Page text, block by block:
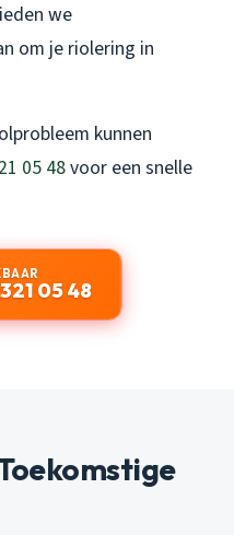
we
om je riolering in
kunnen
05 48voor een snelle
05 48